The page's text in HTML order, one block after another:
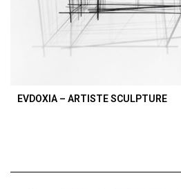
EVDOXIA – ARTISTE SCULPTURE